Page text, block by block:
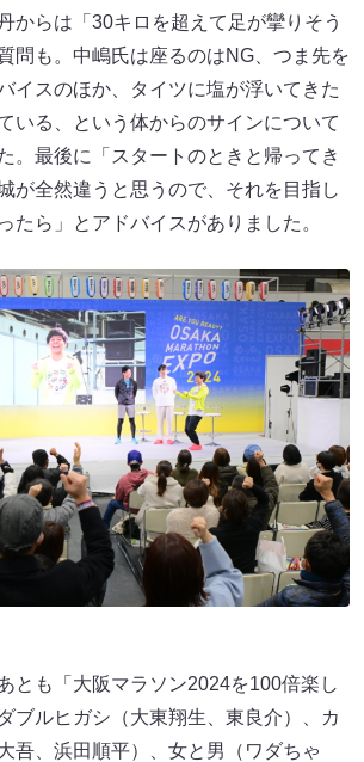
からは「30キロを超えて足が攣りそう
問も。中嶋氏は座るのはNG、つま先を
イスのほか、タイツに塩が浮いてきた
いる、という体からのサインについて
。最後に「スタートのときと帰ってき
が全然違うと思うので、それを目指し
たら」とアドバイスがありました。
とも「大阪マラソン2024を100倍楽し
ブルヒガシ（大東翔生、東良介）、カ
吾、浜田順平）、女と男（ワダちゃ